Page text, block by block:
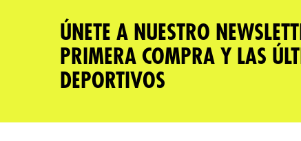
Dirección de email
ÚNETE A NUESTRO
PRIMERA COMPRA Y LAS
DEPORTIVOS